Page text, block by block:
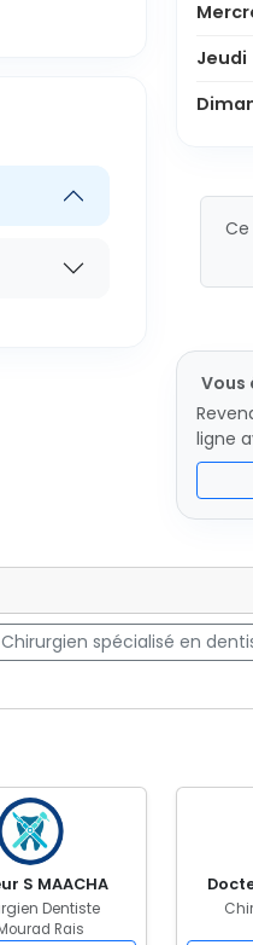
Jeudi
Vous
ligne
Chirurgien spécialisé en
S MAACHA
Dentiste
Rais